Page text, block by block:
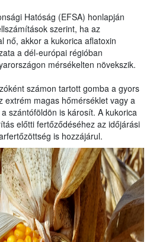
Hatóság (EFSA) honlapján
szerint, ha az
nő, akkor a kukorica aflatoxin
a dél-európai régióban
mérsékelten növekszik.
számon tartott gomba a gyors
extrém magas hőmérséklet vagy a
szántóföldön is károsít. A kukorica
előtti fertőződéséhez az időjárási
is hozzájárul.